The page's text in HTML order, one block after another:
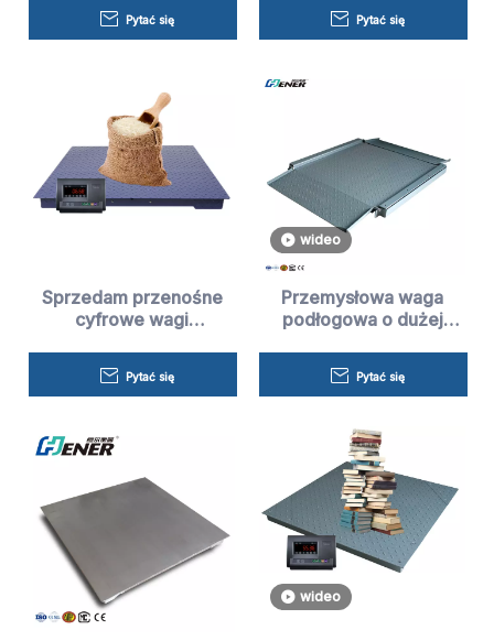
Pytać się Pytać się
Sprzedam przenośne
cyfrowe wagi
przemysłowe
Pytać się
wideo
Przemysłowa waga
podłogowa o dużej
wskaźnikiem LCD
Pytać się
wideo